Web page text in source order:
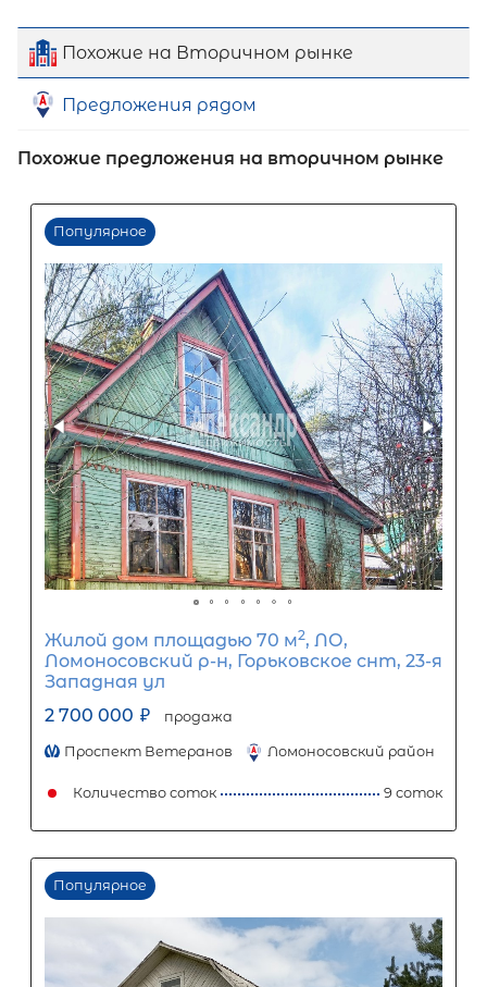
Первый взнос
0 10 20 30 40 70 80
Срок кредита
15 лет
1 5 10 15 20 25
Процентная
ставка
12%
10
Ежемесячный платеж
1 000 000 ₽
Первый взнос
1 500 000
2 500 000 ₽
Задать вопрос Отправить заявку
Похожие на Вторичном рынке
Предложения рядом
Похожие предложения на вторичном рынке